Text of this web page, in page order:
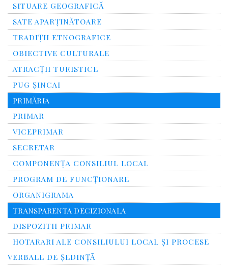
SITUARE GEOGRAFICĂ
SATE APARȚINĂTOARE
TRADIȚII ETNOGRAFICE
OBIECTIVE CULTURALE
ATRACȚII TURISTICE
PUG ȘINCAI
PRIMĂRIA
PRIMAR
VICEPRIMAR
SECRETAR
COMPONENȚA CONSILIUL LOCAL
PROGRAM DE FUNCȚIONARE
ORGANIGRAMA
TRANSPARENTA DECIZIONALA
DISPOZITII PRIMAR
HOTARARI ALE CONSILIULUI LOCAL ȘI PROCESE
VERBALE DE ȘEDINȚĂ